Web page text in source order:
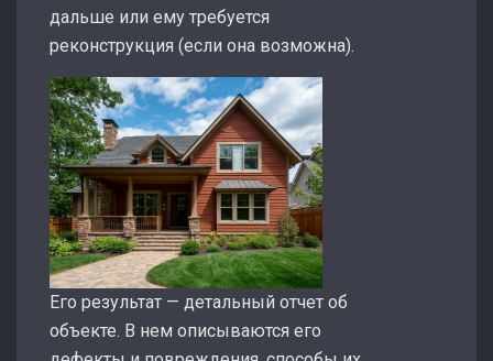
дальше или ему требуется
реконструкция (если она возможна).
Его результат — детальный отчет об
объекте. В нем описываются его